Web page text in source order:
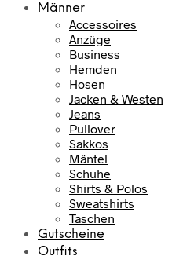
Männer
Accessoires
Anzüge
Business
Hemden
Hosen
Jacken & Westen
Jeans
Pullover
Sakkos
Mäntel
Schuhe
Shirts & Polos
Sweatshirts
Taschen
Gutscheine
Outfits